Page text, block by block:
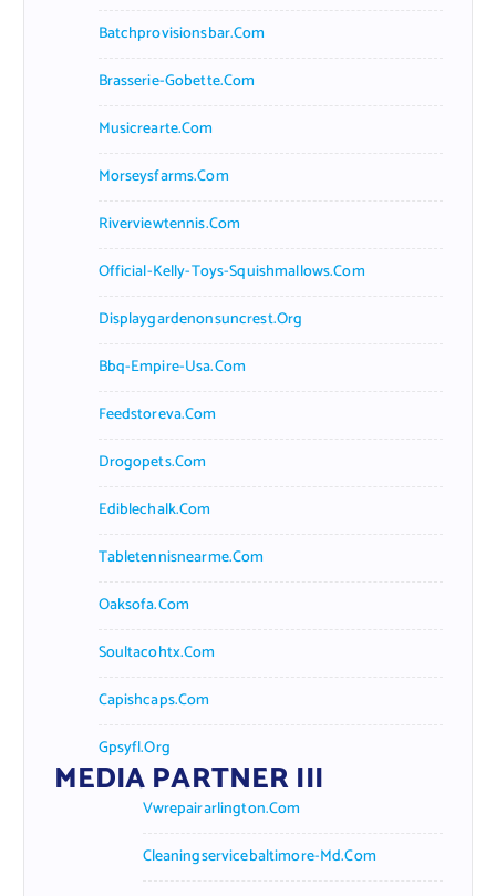
Batchprovisionsbar.com
Brasserie-Gobette.com
Musicrearte.com
Morseysfarms.com
Riverviewtennis.com
Official-Kelly-Toys-Squishmallows.com
Displaygardenonsuncrest.org
Bbq-Empire-Usa.com
Feedstoreva.com
Drogopets.com
Ediblechalk.com
Tabletennisnearme.com
Oaksofa.com
Soultacohtx.com
Capishcaps.com
Gpsyfl.org
MEDIA PARTNER III
Vwrepairarlington.com
Cleaningservicebaltimore-Md.com